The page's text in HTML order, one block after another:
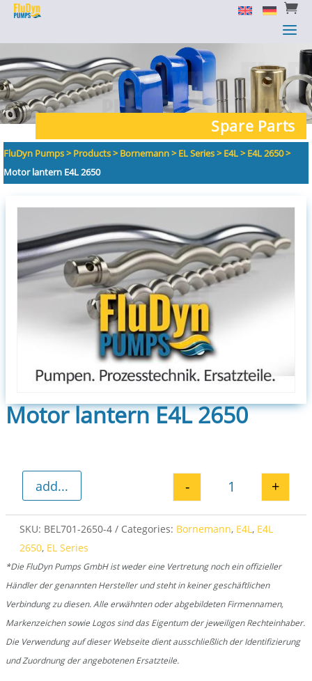

a

a
Spare Parts
FluDyn Pumps>Products>Bornemann>EL Series>E4L>E4L 2650>
Motor lantern E4L 2650
Motor lantern E4L 2650
Motor lantern
- +
add...
SKU: BEL701-2650-4 Categories: Bornemann, E4L, E4L
2650, EL Series
*Die FluDyn Pumps GmbH ist weder eine Vertretung noch ein offizieller
Händler der genannten Hersteller und steht in keiner geschäftlichen
Verbindung zu diesen. Alle erwähnten oder abgebildeten Firmennamen,
Markenzeichen sowie Logos sind das Eigentum der jeweiligen Rechteinhaber.
Die Verwendung auf dieser Webseite dient ausschließlich der Identifizierung
und Zuordnung der angebotenen Ersatzteile.